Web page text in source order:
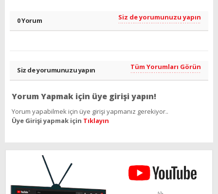
0 Yorum Siz de yorumunuzu yapın
Siz de yorumunuzu yapın Tüm Yorumları Görün
Yorum Yapmak için üye girişi yapın!
Yorum yapabilmek için üye girişi yapmanız gerekiyor..
Üye Girişi yapmak için Tıklayın